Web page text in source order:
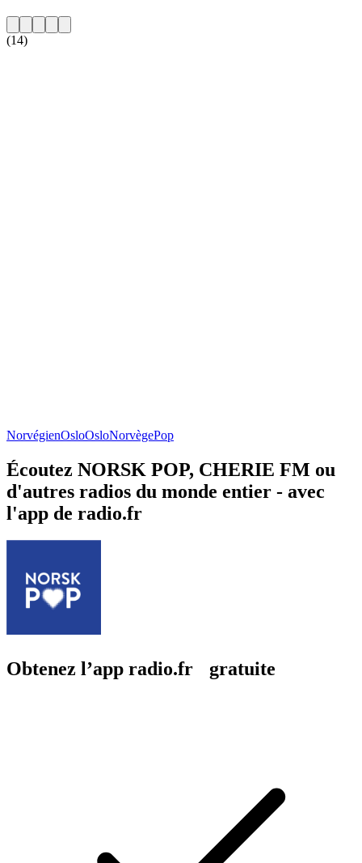
(14)
NorvégienOsloOsloNorvègePop
Écoutez NORSK POP, CHERIE FM ou
d'autres radios du monde entier - avec
l'app de radio.fr
Obtenez l’app radio.fr gratuite